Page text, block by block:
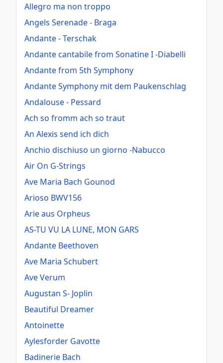
Allegro ma non troppo
Angels Serenade - Braga
Andante - Terschak
Andante cantabile from Sonatine I -Diabelli
Andante from 5th Symphony
Andante Symphony mit dem Paukenschlag
Andalouse - Pessard
Ach so fromm ach so traut
An Alexis send ich dich
Anchio dischiuso un giorno -Nabucco
Air On G-Strings
Ave Maria Bach Gounod
Arioso BWV156
Arie aus Orpheus
AS-TU VU LA LUNE, MON GARS
Andante Beethoven
Ave Maria Schubert
Ave Verum
Augustan S- Joplin
Beautiful Dreamer
Antoinette
Aylesforder Gavotte
Badinerie Bach